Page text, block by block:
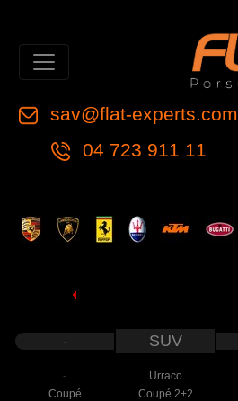
sav@flat-experts.com
04 723 911 11
SUV
- Urraco
Coupé
Coupé 2+2